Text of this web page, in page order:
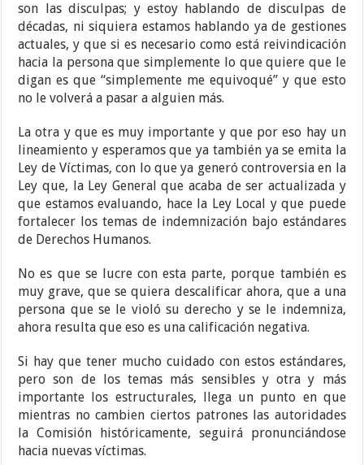
son las disculpas; y estoy hablando de disculpas de
décadas, ni siquiera estamos hablando ya de gestiones
actuales, y que si es necesario como está reivindicación
hacia la persona que simplemente lo que quiere que le
digan es que “simplemente me equivoqué” y que esto
no le volverá a pasar a alguien más.
La otra y que es muy importante y que por eso hay un
lineamiento y esperamos que ya también ya se emita la
Ley de Víctimas, con lo que ya generó controversia en la
Ley que, la Ley General que acaba de ser actualizada y
que estamos evaluando, hace la Ley Local y que puede
fortalecer los temas de indemnización bajo estándares
de Derechos Humanos.
No es que se lucre con esta parte, porque también es
muy grave, que se quiera descalificar ahora, que a una
persona que se le violó su derecho y se le indemniza,
ahora resulta que eso es una calificación negativa.
Si hay que tener mucho cuidado con estos estándares,
pero son de los temas más sensibles y otra y más
importante los estructurales, llega un punto en que
mientras no cambien ciertos patrones las autoridades
la Comisión históricamente, seguirá pronunciándose
hacia nuevas víctimas.